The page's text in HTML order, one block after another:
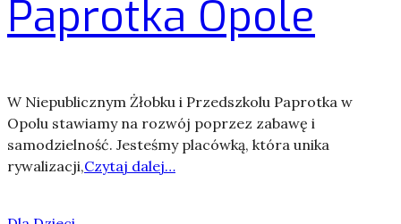
Paprotka Opole
W Niepublicznym Żłobku i Przedszkolu Paprotka w
Opolu stawiamy na rozwój poprzez zabawę i
samodzielność. Jesteśmy placówką, która unika
rywalizacji,Czytaj dalej…